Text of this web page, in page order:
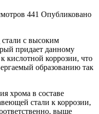
441 Опубликовано
с высоким
придает данному
кислотной коррозии, что
образованию так
хрома в составе
стали к коррозии,
выше